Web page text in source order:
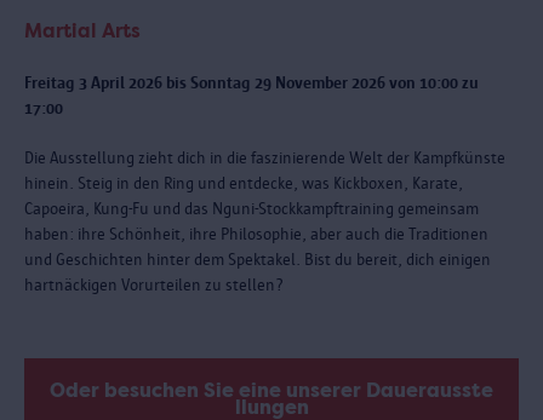
Martial Arts
Freitag 3 April 2026 bis Sonntag 29 November 2026 von 10:00 zu
17:00
Die Ausstellung zieht dich in die faszinierende Welt der Kampfkünste
hinein. Steig in den Ring und entdecke, was Kickboxen, Karate,
Capoeira, Kung-Fu und das Nguni-Stockkampftraining gemeinsam
haben: ihre Schönheit, ihre Philosophie, aber auch die Traditionen
und Geschichten hinter dem Spektakel. Bist du bereit, dich einigen
hartnäckigen Vorurteilen zu stellen?
Oder besuchen Sie eine unserer Dauerausste
llungen